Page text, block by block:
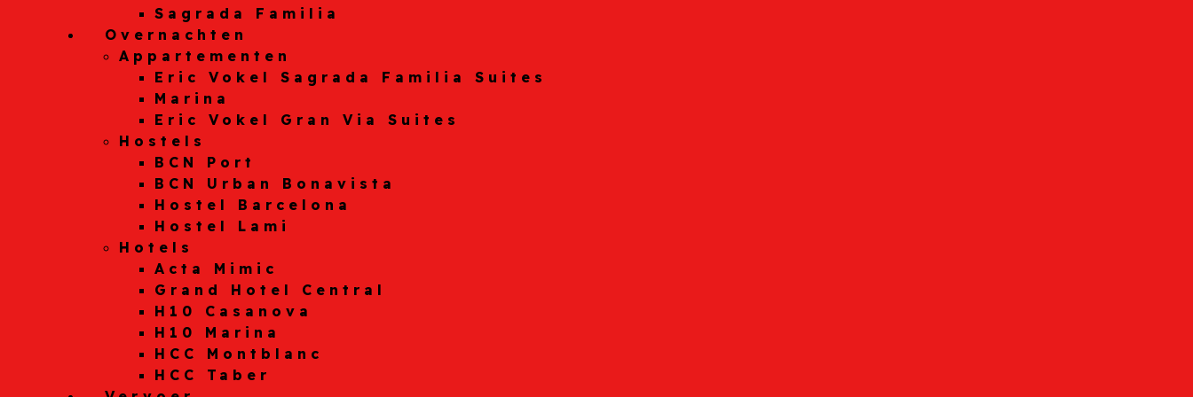
Sagrada Familia
Overnachten
Appartementen
Eric Vokel Sagrada Familia Suites
Marina
Eric Vokel Gran Via Suites
Hostels
BCN Port
BCN Urban Bonavista
Hostel Barcelona
Hostel Lami
Hotels
Acta Mimic
Grand Hotel Central
H10 Casanova
H10 Marina
HCC Montblanc
HCC Taber